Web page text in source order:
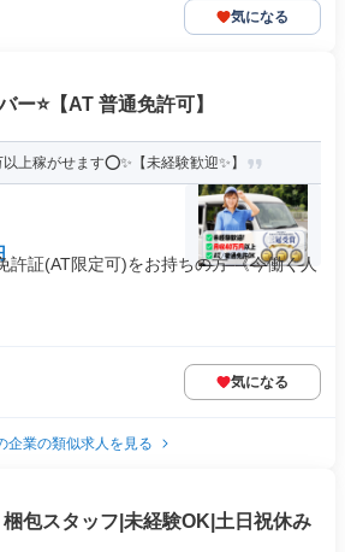
気になる
ー⭐️【AT 普通免許可】
上稼がせます⭕✨【未経験歓迎✨】
証(AT限定可)をお持ちの方 《今働く人
気になる
企業の類似求人を見る
包スタッフ|未経験OK|土日祝休み